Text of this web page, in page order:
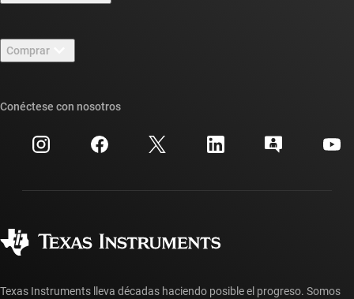
Carreras laborales
Sala de redacción
Eventos
Relaciones con los inversionistas
Foros de soporte de diseño de TI E2E™
Búsqueda de referencias cruzadas
Centro de atención al cliente
Preguntas frecuentes sobre la cuenta myTI
Comprar
Preguntas frecuentes sobre pedidos
Conéctese con nosotros
Texas Instruments lleva décadas haciendo posible el progreso. Somos